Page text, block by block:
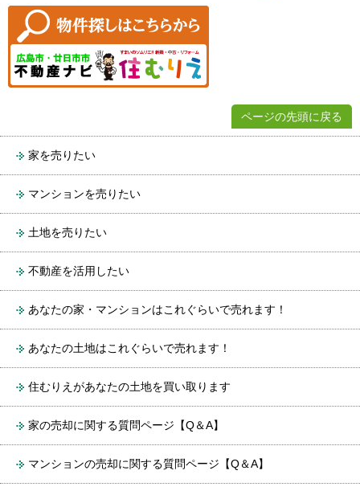
ページの先頭に戻る
家を売りたい
マンションを売りたい
土地を売りたい
不動産を活用したい
あなたの家・マンションはこれぐらいで売れます！
あなたの土地はこれぐらいで売れます！
住むりえがあなたの土地を買い取ります
家の売却に関する質問ページ【Q＆A】
マンションの売却に関する質問ページ【Q＆A】